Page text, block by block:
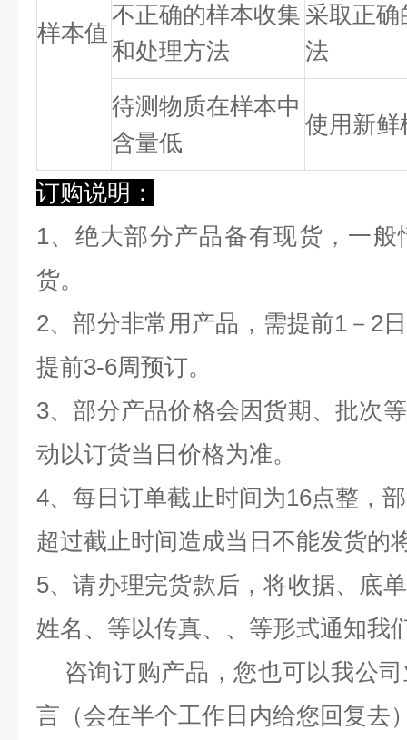
样本值
不正确的样本收集
和处理方法
采取正
法
待测物质在样本中
含量低
使用新鲜
订购说明：
1、绝大部分产品备有现货，一
货。
2、部分非常用产品，需提前1－2
提前3-6周预订。
3、部分产品价格会因货期、批次
动以订货当日价格为准。
4、每日订单截止时间为16点整，
超过截止时间造成当日不能发货的
5、请办理完货款后，将收据、底
姓名、等以传真、、等形式通知我
咨询订购产品，您也可以我公
言（会在半个工作日内给您回复去